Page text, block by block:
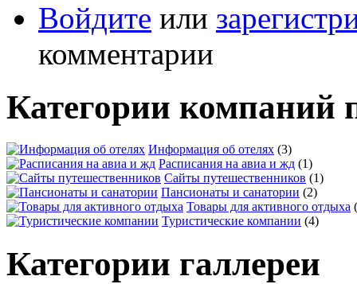
Войдите или
комментарии
Категории компаний
Информация об отелях (3)
Расписания на авиа и жд (1)
Сайты путешественников (1)
Пансионаты и санатории (2)
Товары для активного отдыха
Туристические компании (4)
Категории галлереи